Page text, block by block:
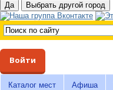
Войти
Каталог мест Афиша